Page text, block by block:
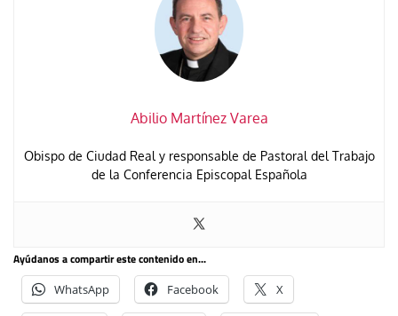
Abilio Martínez Varea
Obispo de Ciudad Real y responsable de Pastoral del Trabajo
de la Conferencia Episcopal Española
Ayúdanos a compartir este contenido en...
WhatsApp Facebook X